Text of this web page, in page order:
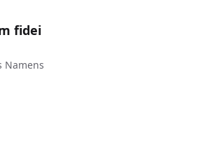
fidei
Namens